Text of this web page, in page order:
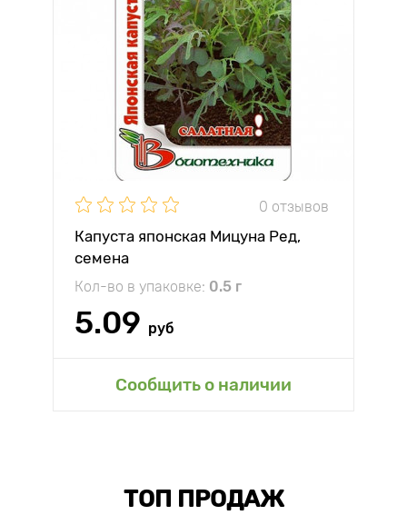
0 отзывов
Капуста японская Мицуна Ред,
семена
Кол-во в упаковке: 0.5 г
5.09 руб
Сообщить о наличии
ТОП ПРОДАЖ